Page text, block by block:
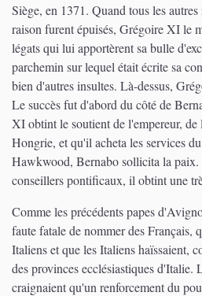
Siège, en 1371. Quand tous les
raison furent épuisés, Grégoire XI le
légats qui lui apportèrent sa bulle
parchemin sur lequel était écrite sa
bien d'autres insultes. Là-dessus,
Le succès fut d'abord du côté de
XI obtint le soutient de l'empereur,
Hongrie, et qu'il acheta les services
Hawkwood, Bernabo sollicita la paix.
conseillers pontificaux, il obtint une
Comme les précédents papes
faute fatale de nommer des Français,
Italiens et que les Italiens haïssaient,
des provinces ecclésiastiques d'Italie.
craignaient qu'un renforcement du